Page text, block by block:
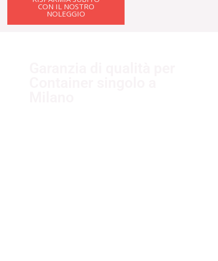
CON IL NOSTRO
NOLEGGIO